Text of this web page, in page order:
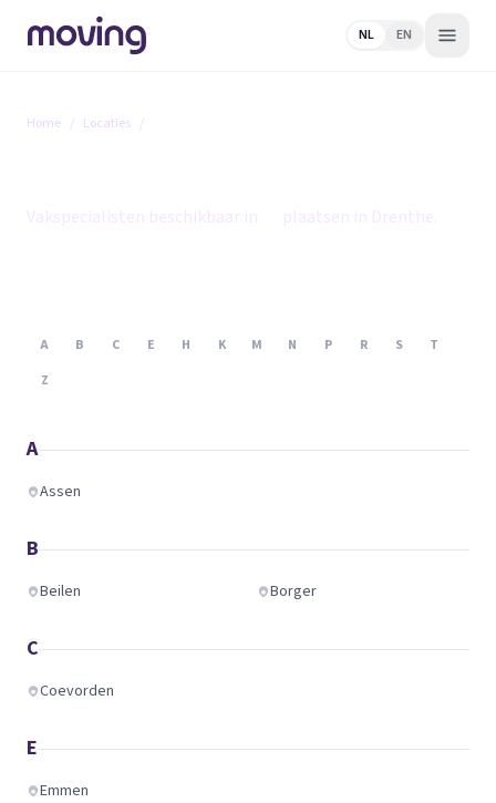
NL EN
Home / Locaties /
A B C E H K M N P R S
T
Z
A
Assen
B
Beilen Borger
C
Coevorden
E
Emmen